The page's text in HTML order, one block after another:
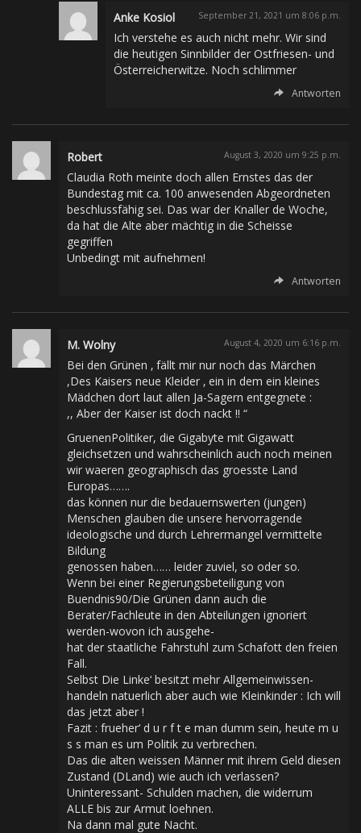
Anke Kosiol September 21, 2021 um 8:06 p.m.
Ich verstehe es auch nicht mehr. Wir sind
die heutigen Sinnbilder der Ostfriesen- und
Österreicherwitze. Noch schlimmer
Antworten
Robert August 3, 2020 um 9:25 p.m.
Claudia Roth meinte doch allen Ernstes das der
Bundestag mit ca. 100 anwesenden Abgeordneten
beschlussfähig sei. Das war der Knaller de Woche,
da hat die Alte aber mächtig in die Scheisse
gegriffen
Unbedingt mit aufnehmen!
Antworten
M. Wolny August 4, 2020 um 6:16 p.m.
Bei den Grünen ‚ fällt mir nur noch das Märchen
,Des Kaisers neue Kleider ‚ ein in dem ein kleines
Mädchen dort laut allen Ja-Sagern entgegnete :
,, Aber der Kaiser ist doch nackt !! “
GruenenPolitiker, die Gigabyte mit Gigawatt
gleichsetzen und wahrscheinlich auch noch meinen
wir waeren geographisch das groesste Land
Europas…….
das können nur die bedauernswerten (jungen)
Menschen glauben die unsere hervorragende
ideologische und durch Lehrermangel vermittelte
Bildung
genossen haben…… leider zuviel, so oder so.
Wenn bei einer Regierungsbeteiligung von
Buendnis90/Die Grünen dann auch die
Berater/Fachleute in den Abteilungen ignoriert
werden-wovon ich ausgehe-
hat der staatliche Fahrstuhl zum Schafott den freien
Fall.
Selbst Die Linke‘ besitzt mehr Allgemeinwissen-
handeln natuerlich aber auch wie Kleinkinder : Ich will
das jetzt aber !
Fazit : frueher‘ d u r f t e man dumm sein, heute m u
s s man es um Politik zu verbrechen.
Das die alten weissen Männer mit ihrem Geld diesen
Zustand (DLand) wie auch ich verlassen?
Uninteressant- Schulden machen, die widerrum
ALLE bis zur Armut loehnen.
Na dann mal gute Nacht.